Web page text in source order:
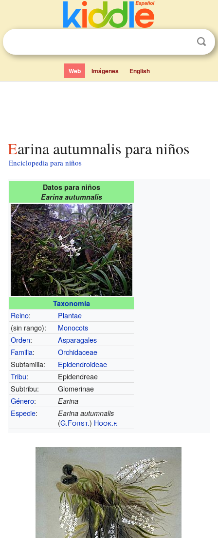
Web Imágenes English
Earina autumnalis para niños
Enciclopedia para niños
Datos para niños
Earina autumnalis
Taxonomía
Reino:
Plantae
(sin rango):
Monocots
Orden:
Asparagales
Familia:
Orchidaceae
Subfamilia:
Epidendroideae
Tribu:
Epidendreae
Subtribu:
Glomerinae
Género: Earina
Especie: Earina autumnalis
(G.Forst.) Hook.f.